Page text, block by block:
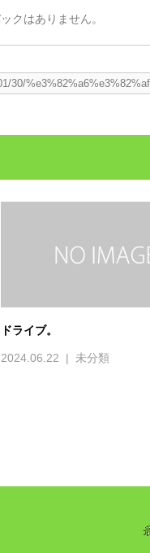
クはありません。
ドライブ。
2024.06.22 未分類